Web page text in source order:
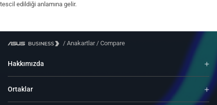
tescil edildiği anlamına gelir.
/ Anakartlar/ Compare
Hakkımızda
Ortaklar